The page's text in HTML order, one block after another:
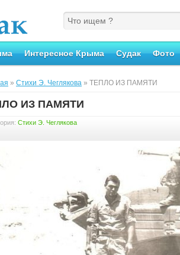
Интересное Крыма Судак Фото
» Стихи Э. Чеглякова » ТЕПЛО ИЗ ПАМЯТИ
ИЗ ПАМЯТИ
Стихи Э. Чеглякова